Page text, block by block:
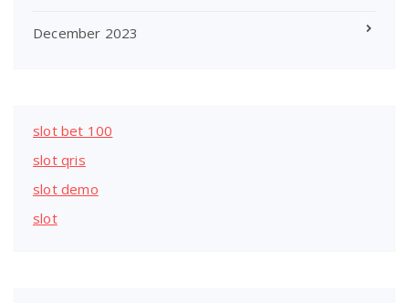
December 2023
slot bet 100
slot qris
slot demo
slot